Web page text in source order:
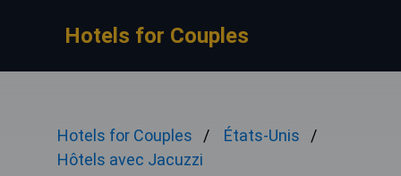
Hotels for Couples
Hotels for Couples
États-Unis
Hôtels avec Jacuzzi